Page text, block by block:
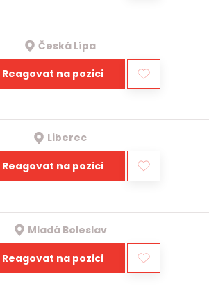
Česká Lípa
Reagovat na pozici
Liberec
Reagovat na pozici
Mladá Boleslav
Reagovat na pozici